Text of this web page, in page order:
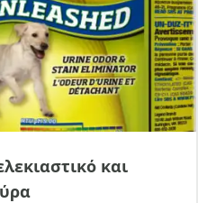
και